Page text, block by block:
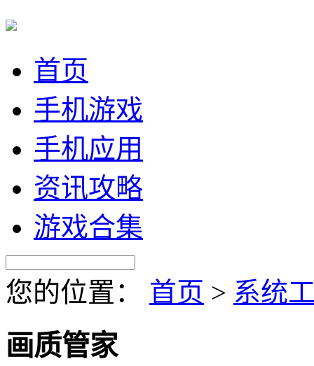
首页
手机游戏
手机应用
资讯攻略
游戏合集
您的位置： 首页 > 系统
画质管家